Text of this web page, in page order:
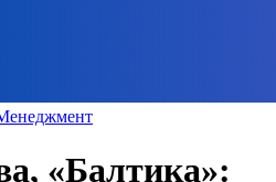
«Балтика»: